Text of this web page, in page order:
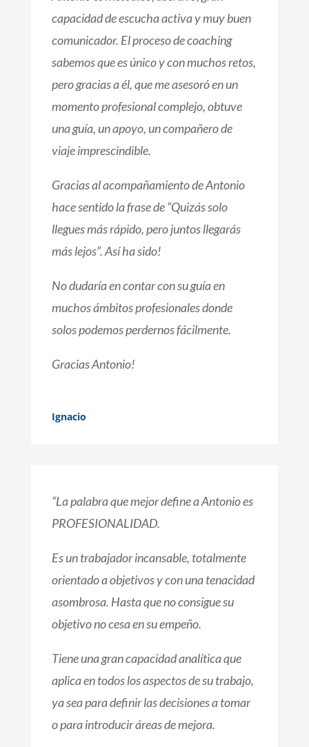
capacidad de escucha activa y muy buen
comunicador. El proceso de coaching
sabemos que es único y con muchos retos,
pero gracias a él, que me asesoró en un
momento profesional complejo, obtuve
una guía, un apoyo, un compañero de
viaje imprescindible.
Gracias al acompañamiento de Antonio
hace sentido la frase de “Quizás solo
llegues más rápido, pero juntos llegarás
más lejos”. Así ha sido!
No dudaría en contar con su guía en
muchos ámbitos profesionales donde
solos podemos perdernos fácilmente.
Gracias Antonio!
Ignacio
“La palabra que mejor define a Antonio es
PROFESIONALIDAD.
Es un trabajador incansable, totalmente
orientado a objetivos y con una tenacidad
asombrosa. Hasta que no consigue su
objetivo no cesa en su empeño.
Tiene una gran capacidad analítica que
aplica en todos los aspectos de su trabajo,
ya sea para definir las decisiones a tomar
o para introducir áreas de mejora.